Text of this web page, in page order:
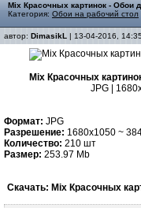
Mix Красочных картинок - Обои
Категория: Обои на рабочий стол
автор: DimasikL | 13-04-2016,
Mix Красочных
JPG |
Формат: JPG
Разрешение: 1680x1050 ~
Количество: 210 шт
Размер: 253.97 Mb
Скачать: Mix Красочных